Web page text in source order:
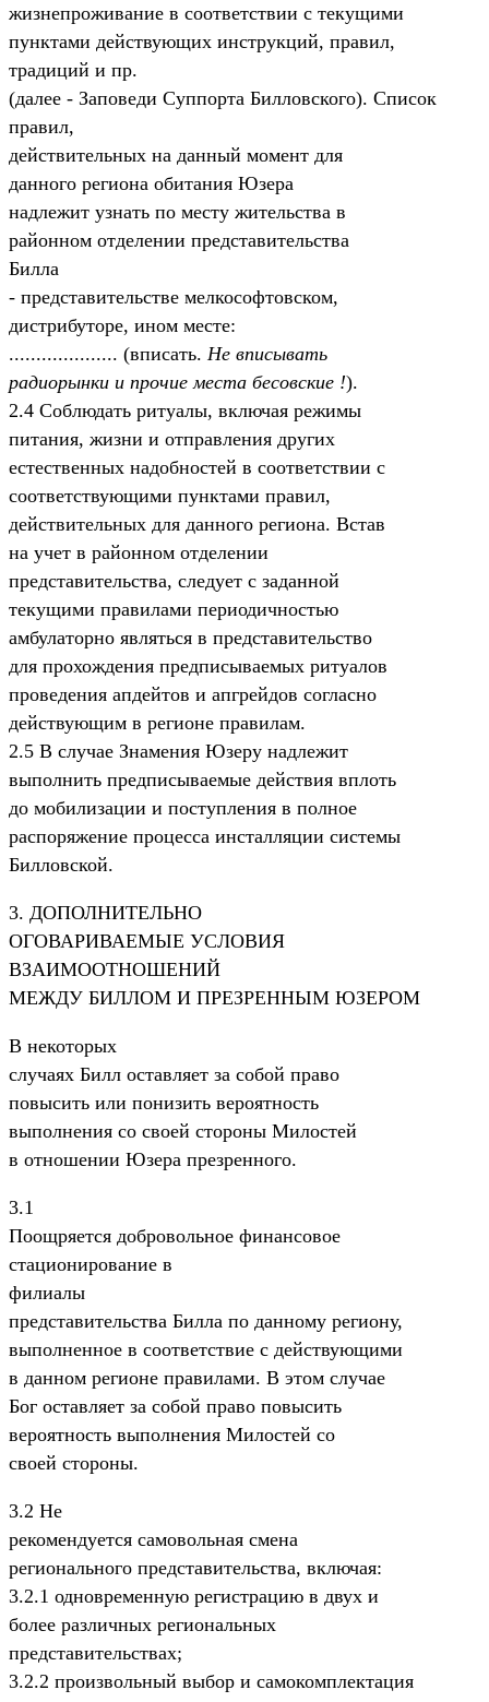
жизнепроживание в соответствии с текущими
пунктами действующих инструкций, правил,
традиций и пр.
(далее - Заповеди Суппорта Билловского). Список
правил,
действительных на данный момент для
данного региона обитания Юзера
надлежит узнать по месту жительства в
районном отделении представительства
Билла
- представительстве мелкософтовском,
дистрибуторе, ином месте:
.................... (вписать. Не вписывать
радиорынки и прочие места бесовские !).
2.4 Соблюдать ритуалы, включая режимы
питания, жизни и отправления других
естественных надобностей в соответствии с
соответствующими пунктами правил,
действительных для данного региона. Встав
на учет в районном отделении
представительства, следует с заданной
текущими правилами периодичностью
амбулаторно являться в представительство
для прохождения предписываемых ритуалов
проведения апдейтов и апгрейдов согласно
действующим в регионе правилам.
2.5 В случае Знамения Юзеру надлежит
выполнить предписываемые действия вплоть
до мобилизации и поступления в полное
распоряжение процесса инсталляции системы
Билловской.
3. ДОПОЛHИТЕЛЬHО
ОГОВАРИВАЕМЫЕ УСЛОВИЯ
ВЗАИМООТHОШЕHИЙ
МЕЖДУ БИЛЛОМ И ПРЕЗРЕННЫМ ЮЗЕРОМ
В некоторых
случаях Билл оставляет за собой право
повысить или понизить вероятность
выполнения со своей стороны Милостей
в отношении Юзера презренного.
3.1
Поощряется добровольное финансовое
стационирование в
филиалы
представительства Билла по данному региону,
выполненное в соответствие с действующими
в данном регионе правилами. В этом случае
Бог оставляет за собой право повысить
вероятность выполнения Милостей со
своей стороны.
3.2 Hе
рекомендуется самовольная смена
регионального представительства, включая:
3.2.1 одновременную регистрацию в двух и
более различных региональных
представительствах;
3.2.2 произвольный выбор и самокомплектация